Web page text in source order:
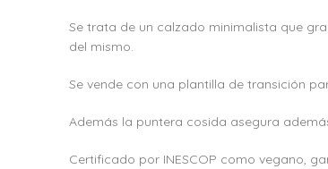
Se trata de un calzado minimalista que
del mismo.
Se vende con una plantilla de transición
Además la puntera cosida asegura
Certificado por INESCOP como vegano,